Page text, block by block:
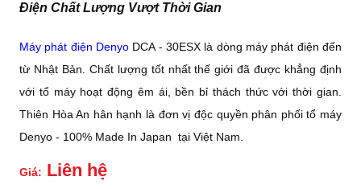
Điện Chất Lượng Vượt Thời Gian
Máy phát điện Denyo DCA - 30ESX là dòng máy phát điện đến
từ Nhật Bản. Chất lượng tốt nhất thế giới đã được khẳng định
với tổ máy hoạt động êm ái, bền bỉ thách thức với thời gian.
Thiên Hòa An hân hạnh là đơn vị độc quyền phân phối tổ máy
Denyo - 100% Made In Japan tại Việt Nam.
Giá: Liên hệ